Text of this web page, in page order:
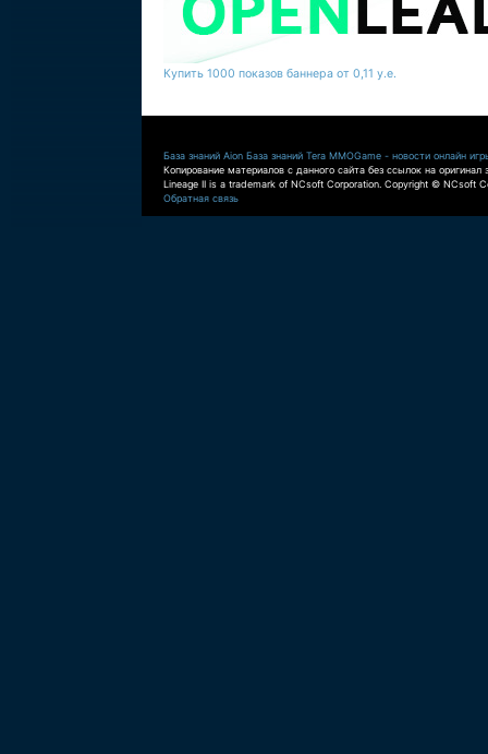
Купить 1000 показов баннера от 0,11 у.е.
База знаний Aion База знаний Tera MMOGame - новости онлайн
Копирование материалов с данного сайта без ссылок на оригинал
Lineage II is a trademark of NCsoft Corporation. Copyright © NCsoft
Обратная связь